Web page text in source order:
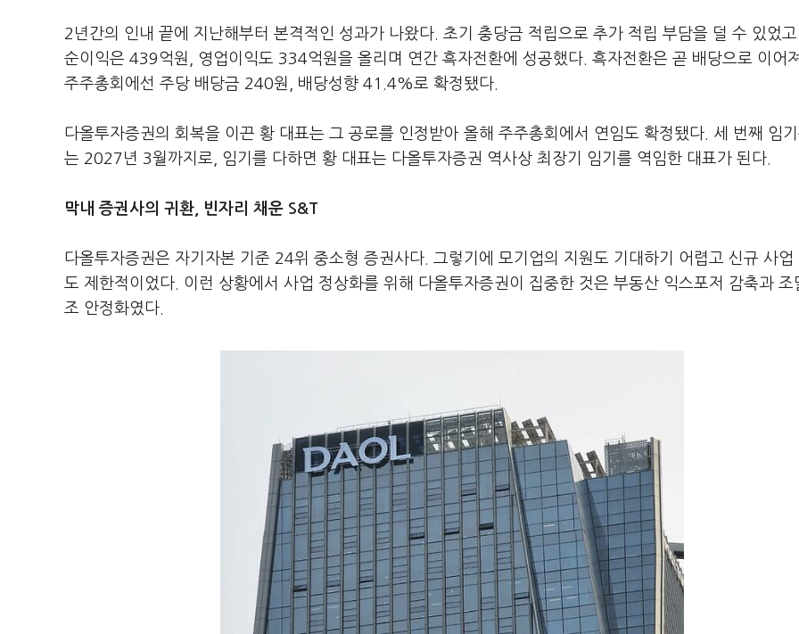
2년간의 인내 끝에 지난해부터 본격적인 성과가 나왔다. 초기 충당금 적립으로 추가 적립 부담을 덜 수 있었
순이익은 439억원, 영업이익도 334억원을 올리며 연간 흑자전환에 성공했다. 흑자전환은 곧 배당으로 이어
주주총회에선 주당 배당금 240원, 배당성향 41.4%로 확정됐다.
다올투자증권의 회복을 이끈 황 대표는 그 공로를 인정받아 올해 주주총회에서 연임도 확정됐다. 세 번째 임
는 2027년 3월까지로, 임기를 다하면 황 대표는 다올투자증권 역사상 최장기 임기를 역임한 대표가 된다.
막내 증권사의 귀환, 빈자리 채운 S&T
다올투자증권은 자기자본 기준 24위 중소형 증권사다. 그렇기에 모기업의 지원도 기대하기 어렵고 신규 사업
도 제한적이었다. 이런 상황에서 사업 정상화를 위해 다올투자증권이 집중한 것은 부동산 익스포저 감축과 조
조 안정화였다.